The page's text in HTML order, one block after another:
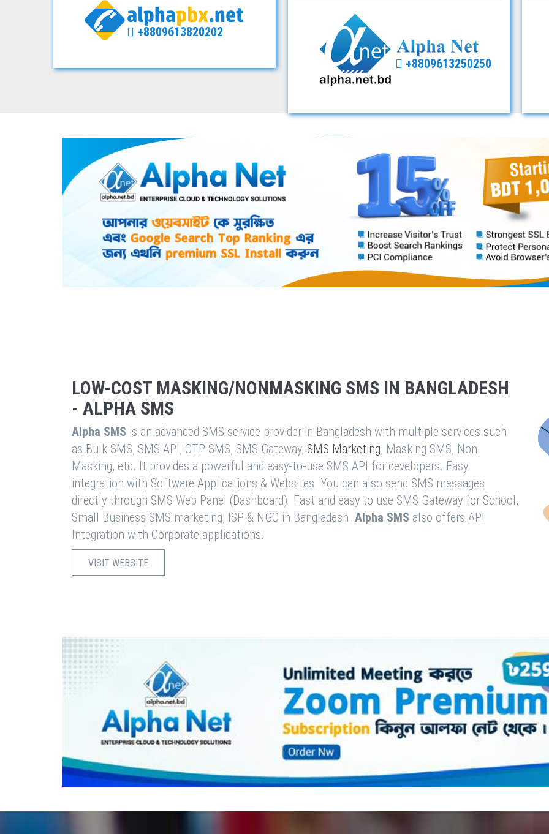
+8809613820202
+8809613250250
LOW-COST MASKING/NONMASKING SMS IN BANGLADESH
- ALPHA SMS
Alpha SMS is an advanced SMS service provider in Bangladesh with multiple services such
as Bulk SMS, SMS API, OTP SMS, SMS Gateway, SMS Marketing, Masking SMS, Non-
Masking, etc. It provides a powerful and easy-to-use SMS API for developers. Easy
integration with Software Applications & Websites. You can also send SMS messages
directly through SMS Web Panel (Dashboard). Fast and easy to use SMS Gateway for School,
Small Business SMS marketing, ISP & NGO in Bangladesh. Alpha SMS also offers API
Integration with Corporate applications.
VISIT WEBSITE